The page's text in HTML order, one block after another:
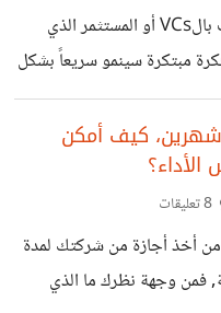
في الاستثمار الحديث أو ما يعرف بالVCs أو المستثمر الذي
مبتكرة سينمو سريعاً بشكل
يخرج بذات النسبة التي دخل
أريد الاستفادة من آراء
لهذا النوع من المستثمرين
كيف أمكن
أخذ أجازة من شركتك لمدة
فمن وجهة نظرك ما الذي